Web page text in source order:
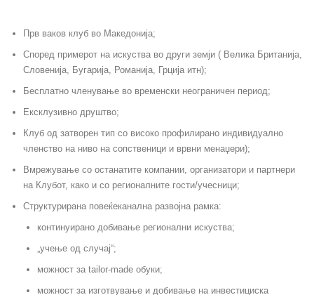
Прв ваков клуб во Македонија;
Според примерот на искуства во други земји ( Велика Британија,
Словенија, Бугарија, Романија, Грција итн);
Бесплатно членување во временски неограничен период;
Ексклузивно друштво;
Клуб од затворен тип со високо профилирано индивидуално
членство на ниво на сопственици и врвни менаџери);
Вмрежување со останатите компании, организатори и партнери
на Клубот, како и со регионалните гости/учесници;
Структурирана повеќеканална развојна рамка:
континуирано добивање регионални искуства;
„учење од случај“;
можност за tailor-made обуки;
можност за изготвување и добивање на инвестициска